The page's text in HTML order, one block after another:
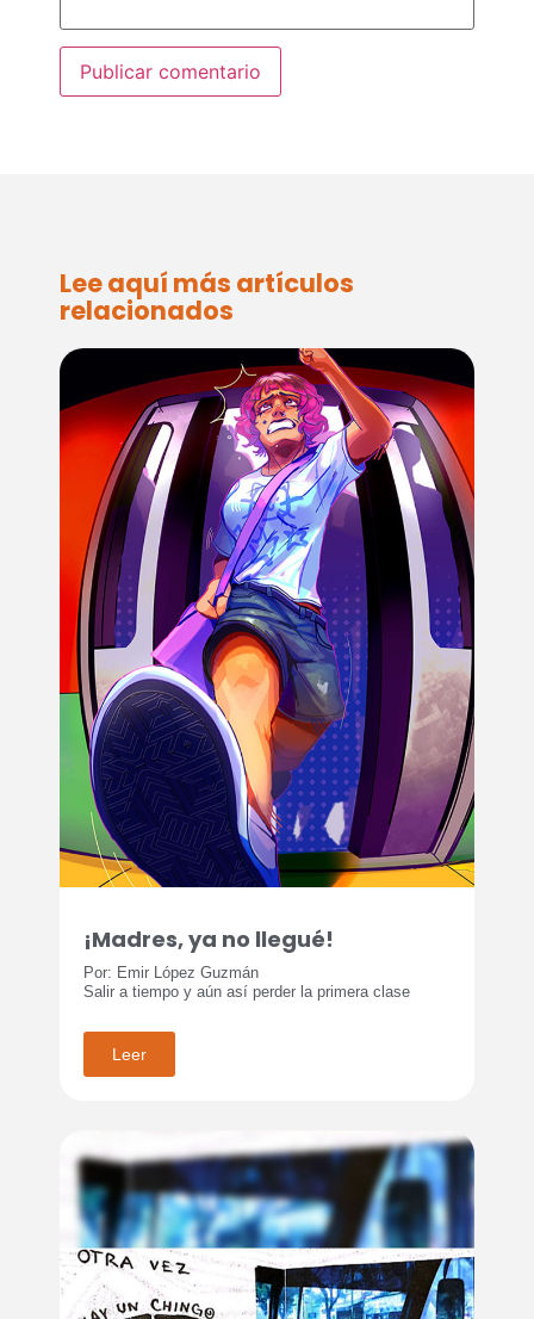
Lee aquí más artículos
relacionados
¡Madres, ya no llegué!
Por: Emir López Guzmán
Salir a tiempo y aún así perder la primera clase
Leer